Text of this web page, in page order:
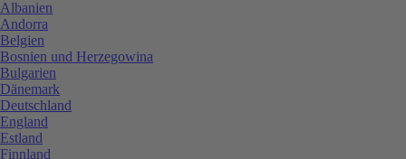
Albanien
Andorra
Belgien
Bosnien und Herzegowina
Bulgarien
Dänemark
Deutschland
England
Estland
Finnland